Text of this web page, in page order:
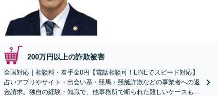
200万円以上の詐欺被害
全国対応｜相談料・着手金0円【電話相談可！LINEでスピード対応】
占いアプリやサイト・出会い系・競馬・競艇詐欺などの事業者への返
金請求。独自の経験・知識で、他事務所で断られた難しいケースも解